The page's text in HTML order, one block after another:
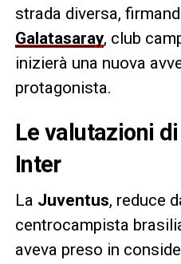
strada diversa,
Galatasaray, club
inizierà una nuova
protagonista.
Le valutazioni
Inter
La Juventus, reduce
centrocampista
aveva preso in